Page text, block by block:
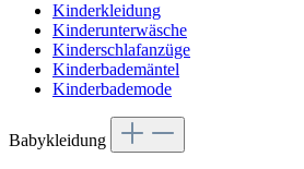
Kinderkleidung
Kinderunterwäsche
Kinderschlafanzüge
Kinderbademäntel
Kinderbademode
Babykleidung